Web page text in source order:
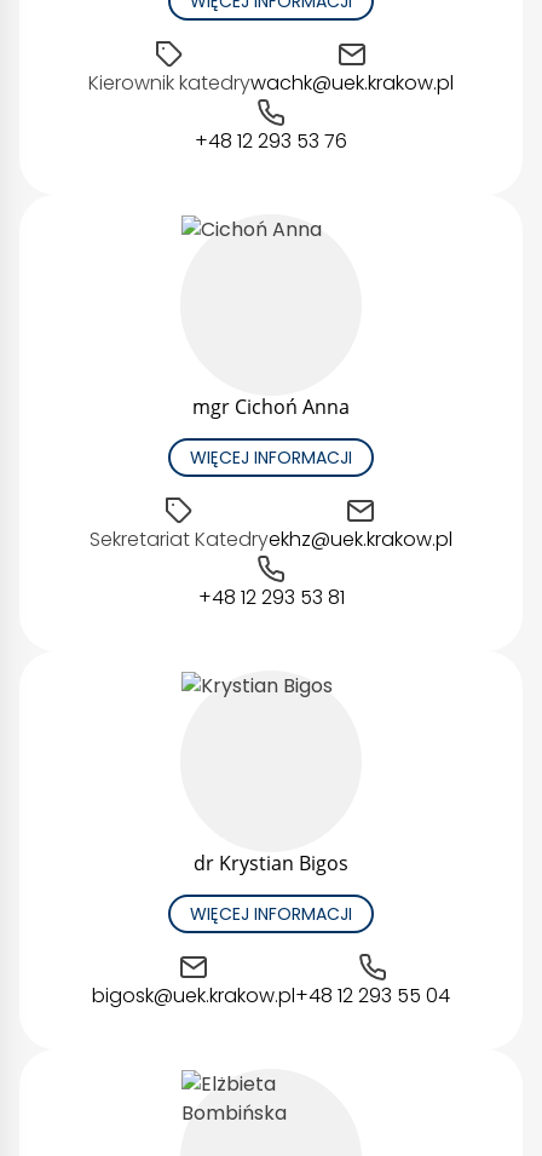
Kierownik katedrywachk@uek.krakow.pl
+48 12 293 53 76
mgr Cichoń Anna
WIĘCEJ INFORMACJI
Sekretariat Katedryekhz@uek.krakow.pl
+48 12 293 53 81
dr Krystian Bigos
WIĘCEJ INFORMACJI
bigosk@uek.krakow.pl+48 12 293 55 04